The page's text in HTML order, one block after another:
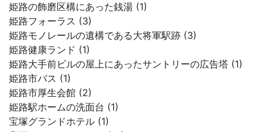
姫路の飾磨区構にあった銭湯 (1)
姫路フォーラス (3)
姫路モノレールの遺構である大将軍駅跡 (3)
姫路健康ランド (1)
姫路大手前ビルの屋上にあったサントリーの広告塔 (1)
姫路市バス (1)
姫路市厚生会館 (2)
姫路駅ホームの洗面台 (1)
宝塚グランドホテル (1)